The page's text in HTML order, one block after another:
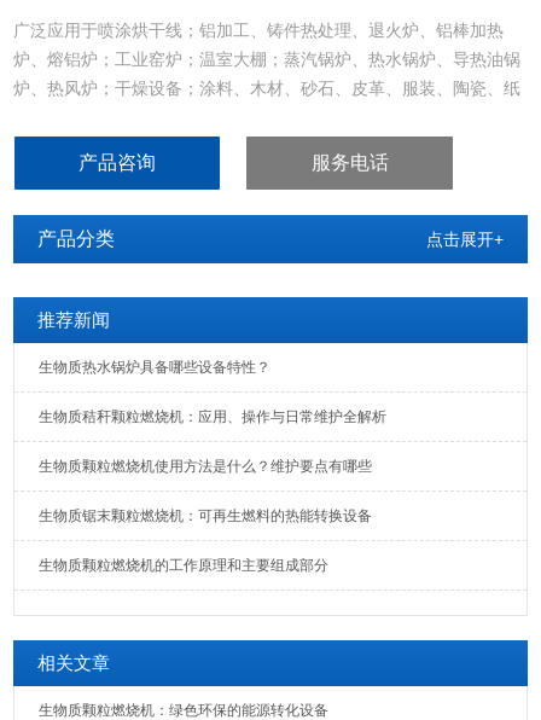
广泛应用于喷涂烘干线；铝加工、铸件热处理、退火炉、铝棒加热
炉、熔铝炉；工业窑炉；温室大棚；蒸汽锅炉、热水锅炉、导热油锅
炉、热风炉；干燥设备；涂料、木材、砂石、皮革、服装、陶瓷、纸
产品咨询 服务电话
产品分类 点击展开+
推荐新闻
生物质热水锅炉具备哪些设备特性？
生物质秸秆颗粒燃烧机：应用、操作与日常维护全解析
生物质颗粒燃烧机使用方法是什么？维护要点有哪些
生物质锯末颗粒燃烧机：可再生燃料的热能转换设备
生物质颗粒燃烧机的工作原理和主要组成部分
相关文章
生物质颗粒燃烧机：绿色环保的能源转化设备